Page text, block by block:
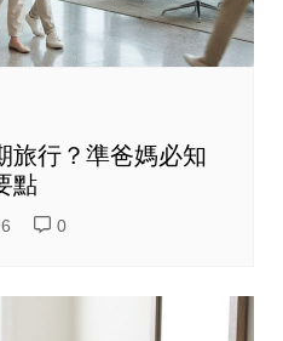
旅行？準爸媽必知
點
0